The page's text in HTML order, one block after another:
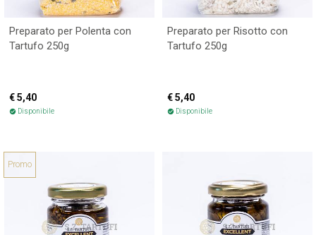
Preparato per Polenta con
Tartufo 250g
€ 5,40
check_circle Disponibile
Preparato per Risotto con
Tartufo 250g
€ 5,40
check_circle Disponibile
Promo